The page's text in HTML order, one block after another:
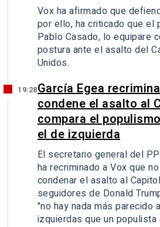
Vox ha afirmado que
por ello, ha criticado que el
Pablo Casado, lo equipare
postura ante el asalto del
Unidos.
19:28García Egea
condene el asalto al
compara el
el de izquierda
El secretario general del
ha recriminado a Vox que
condenar el asalto al
seguidores de Donald
"no hay nada más parecido
izquierdas que un populista